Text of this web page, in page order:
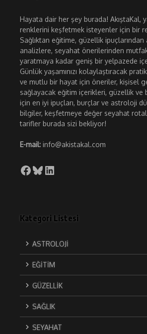
Hayata dair her şey burada! AkıştaKal,
renklerini keşfetmek isteyenler için bir
Sağlıktan eğitime, güzellik
analizlere, seyahat önerilerinden
yaratmaya kadar geniş bir yelpazede
Günlük yaşamınızı kolaylaştıracak
ve mutlu bir hayat için öneriler, kişisel
sağlayacak eğitim içerikleri, güzellik ve
için en iyi ipuçları, burçlar ve astroloji
bilgiler, keşfetmeye değer seyahat
tarifler burada sizi bekliyor!
E-mail: info@akistakal.com
Facebook
Bluesky
LinkedIn
Kategori Listesi
ASTROLOJİ
EĞİTİM
GÜZELLİK
SAĞLIK
SEYAHAT